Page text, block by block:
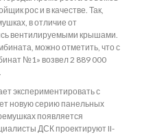
рос и в качестве. Так,
в отличие от
вентилируемыми крышами.
можно отметить, что с
№1» возвел 2 889 000
экспериментировать с
новую серию панельных
появляется
ДСК проектируют II-